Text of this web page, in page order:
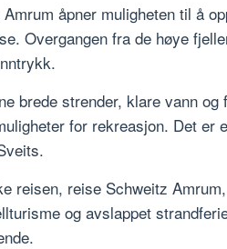
åpner muligheten til å
Overgangen fra de høye
brede strender, klare vann
for rekreasjon. Det er
reisen, reise Schweitz
og avslappet